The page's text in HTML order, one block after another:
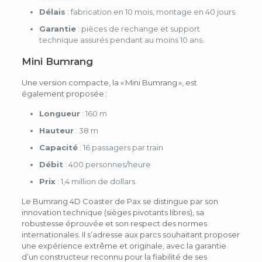
Délais : fabrication en 10 mois, montage en 40 jours
Garantie: pièces de rechange et support
technique assurés pendant au moins 10 ans.
Mini Bumrang
Une version compacte, la « Mini Bumrang », est
également proposée :
Longueur: 160 m
Hauteur: 38 m
Capacité: 16 passagers par train
Débit : 400 personnes/heure
Prix: 1,4 million de dollars.
Le Bumrang 4D Coaster de Pax se distingue par son
innovation technique (sièges pivotants libres), sa
robustesse éprouvée et son respect des normes
internationales. Il s’adresse aux parcs souhaitant proposer
une expérience extrême et originale, avec la garantie
d’un constructeur reconnu pour la fiabilité de ses